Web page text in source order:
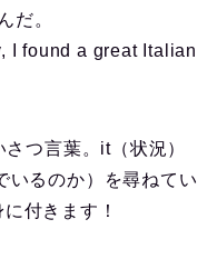
だ。
I found a great Italian
つ言葉。it（状況）
いるのか）を尋ねてい
付きます！